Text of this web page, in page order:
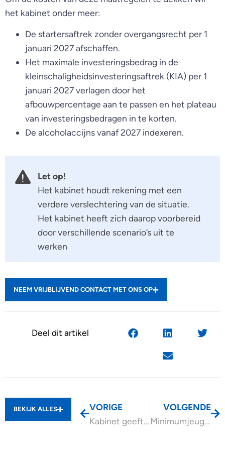
het kabinet onder meer:
De startersaftrek zonder overgangsrecht per 1
januari 2027 afschaffen.
Het maximale investeringsbedrag in de
kleinschaligheidsinvesteringsaftrek (KIA) per 1
januari 2027 verlagen door het
afbouwpercentage aan te passen en het plateau
van investeringsbedragen in te korten.
De alcoholaccijns vanaf 2027 indexeren.
Let op!
Het kabinet houdt rekening met een
verdere verslechtering van de situatie.
Het kabinet heeft zich daarop voorbereid
door verschillende scenario’s uit te
werken
NEEM VRIJBLIJVEND CONTACT MET ONS OP
Deel dit artikel
BEKIJK ALLES
VORIGE
Kabinet geeft meer duidelijkheid over omgang met zzp’ers
VOLGENDE
Minimumjeugdloon per 2027 omhoog